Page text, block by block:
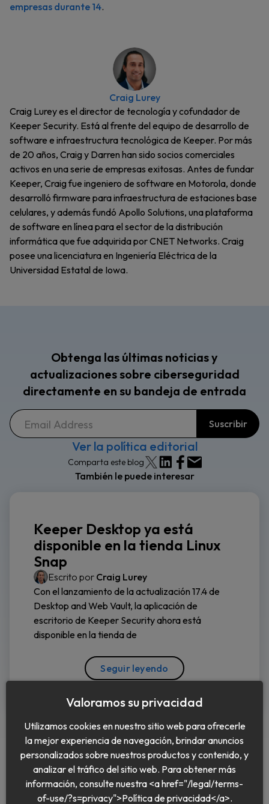
empresas durante 14.
Craig Lurey
Craig Lurey es el director de tecnología y cofundador de
Keeper Security. Está al frente del equipo de desarrollo de
software e infraestructura tecnológica de Keeper. Por más
de 20 años, Craig y Darren han sido socios comerciales
activos en una serie de empresas exitosas. Antes de fundar
Keeper, Craig fue ingeniero de software en Motorola, donde
desarrolló firmware para infraestructura de estaciones base
celulares, y además fundó Apollo Solutions, una plataforma
de software en línea para el sector de la distribución
informática que fue adquirida por CNET Networks. Craig
posee una licenciatura en Ingeniería Eléctrica de la
Universidad Estatal de Iowa.
Obtenga las últimas noticias y
actualizaciones sobre ciberseguridad
directamente en su bandeja de entrada
Ver la política editorial
Comparta este blog
También le puede interesar
Keeper Desktop ya está
disponible en la tienda Linux
Snap
Escrito por Craig Lurey
Con el lanzamiento de la actualización 17.4 de
Desktop and Web Vault, la aplicación de
escritorio de Keeper Security ahora está
disponible en la tienda de
Seguir leyendo
Español
Valoramos su privacidad
Utilizamos cookies en nuestro sitio web para ofrecerle
la mejor experiencia de navegación, brindar anuncios
personalizados sobre nuestros productos y contenido, y
analizar el tráfico del sitio web. Para obtener más
información, consulte nuestra <a href="/legal/terms-
of-use/?s=privacy">Política de privacidad</a>.